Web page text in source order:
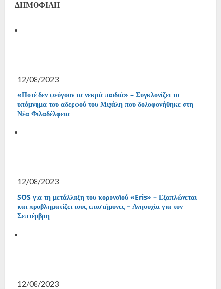
ΔΗΜΟΦΙΛΗ
12/08/2023
«Ποτέ δεν φεύγουν τα νεκρά παιδιά» – Συγκλονίζει το
υπόμνημα του αδερφού του Μιχάλη που δολοφονήθηκε στη
Νέα Φιλαδέλφεια
12/08/2023
SOS για τη μετάλλαξη του κορονοϊού «Eris» – Εξαπλώνεται
και προβληματίζει τους επιστήμονες – Ανησυχία για τον
Σεπτέμβρη
12/08/2023